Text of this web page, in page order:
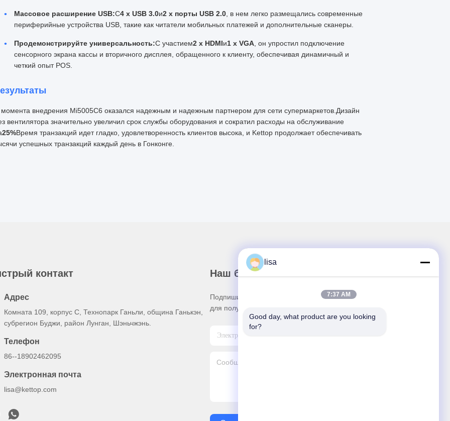
Массовое расширение USB:С4 х USB 3.0и2 x порты USB 2.0, в нем легко размещались современные
периферийные устройства USB, такие как читатели мобильных платежей и дополнительные сканеры.
Продемонстрируйте универсальность:С участием2 x HDMIи1 x VGA, он упростил подключение
сенсорного экрана кассы и вторичного дисплея, обращенного к клиенту, обеспечивая динамичный и
четкий опыт POS.
внедрения Mi5005C6 оказался надежным и надежным партнером для сети супермаркетов.Дизайн
вентилятора значительно увеличил срок службы оборудования и сократил расходы на обслуживание
25%Время транзакций идет гладко, удовлетворенность клиентов высока, и Kettop продолжает обеспечивать
успешных транзакций каждый день в Гонконге.
контакт
Адрес
Комната 109, корпус C, Технопарк Ганьли, община Ганькэн,
субрегион Буджи, район Лунган, Шэньчжэнь.
Телефон
86--18902462095
Электронная почта
lisa@kettop.com
Наш бюллетень
Подпишитесь на нашу информационную рассылку
для получения скидок и прочего.
lisa
7:37 AM
Good day, what product are you looking
for?